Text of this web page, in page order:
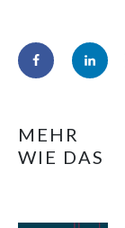
MEHR
WIE DAS